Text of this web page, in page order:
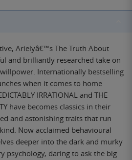
Arielyâ€™s The Truth About
and brilliantly researched take on
Internationally bestselling
when it comes to home
IRRATIONAL and THE
have becomes classics in their
and astonishing traits that run
Now acclaimed behavioural
deeper into the dark and murky
psychology, daring to ask the big